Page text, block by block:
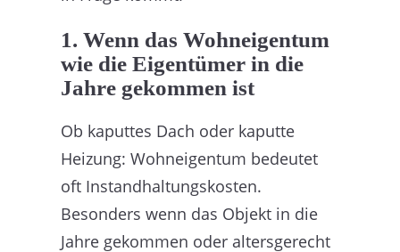
1. Wenn das Wohneigentum
wie die Eigentümer in die
Jahre gekommen ist
Ob kaputtes Dach oder kaputte
Heizung: Wohneigentum bedeutet
oft Instandhaltungskosten.
Besonders wenn das Objekt in die
Jahre gekommen oder altersgerecht